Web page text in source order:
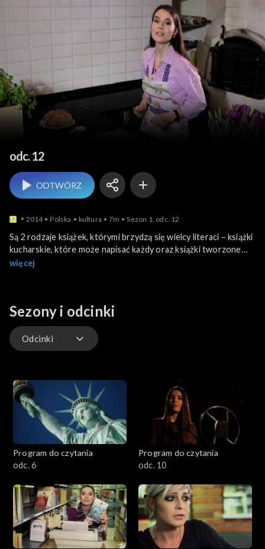
Program do czytania
odc. 12
ODTWÓRZ
2014 Polska kultura 7m Sezon 1, odc. 12
Są 2 rodzaje książek, którymi brzydzą się wielcy literaci – książki
kucharskie, które może napisać każdy oraz książki tworzone
przez blogerów. Czy aby na pewno każdy może napisać
więcej
Sezony i odcinki
Odcinki
Program do czytania
odc. 6
Program do czytania
odc. 10